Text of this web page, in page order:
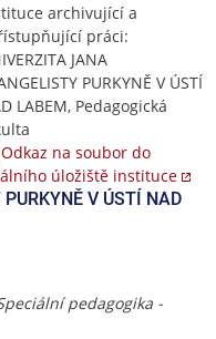
archivující a
práci:
JANA
PURKYNĚ V ÚSTÍ
LABEM, Pedagogická
Odkaz na soubor do
úložiště instituce
V ÚSTÍ NAD
pedagogika -